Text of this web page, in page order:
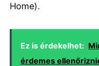
Home).
Ez is érdekelhet:
érdemes